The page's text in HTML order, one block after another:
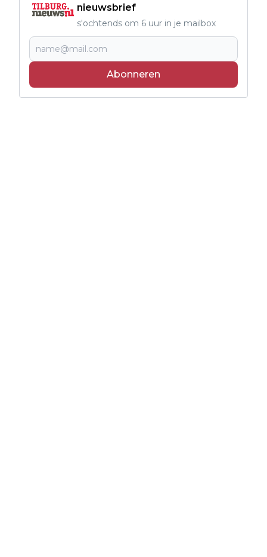
nieuwsbrief
s'ochtends om 6 uur in je mailbox
Abonneren